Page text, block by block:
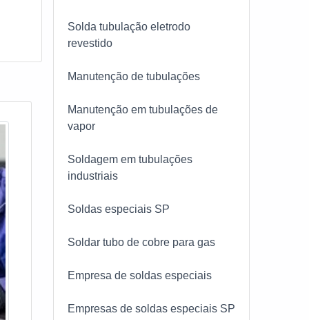
é
ser
Solda tubulação eletrodo
revestido
Manutenção de tubulações
Manutenção em tubulações de
vapor
Soldagem em tubulações
industriais
Soldas especiais SP
Soldar tubo de cobre para gas
Empresa de soldas especiais
Empresas de soldas especiais SP